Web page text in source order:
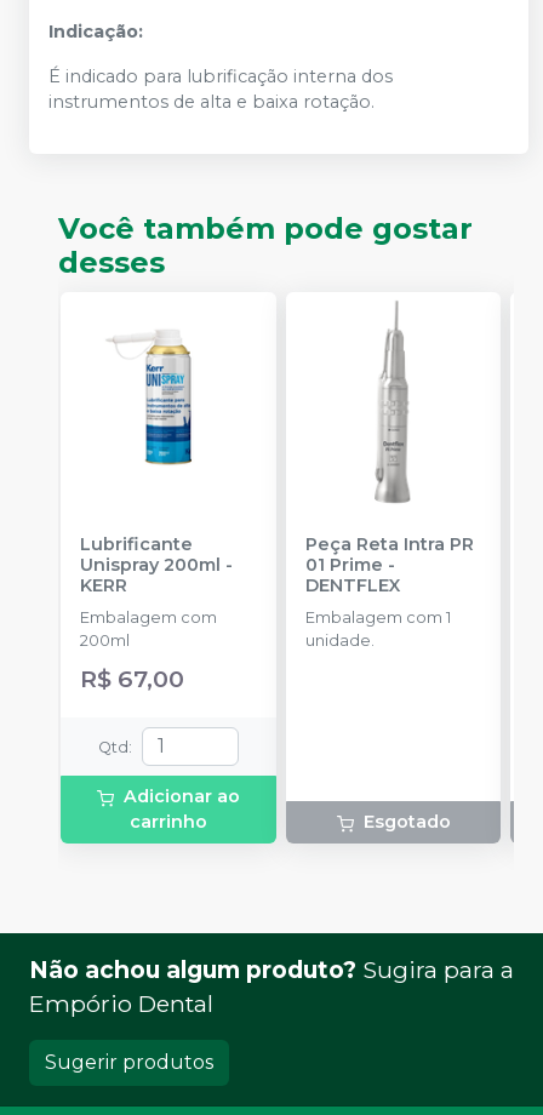
Indicação:
É indicado para lubrificação interna dos
instrumentos de alta e baixa rotação.
Você também pode gostar
desses
Lubrificante
Unispray 200ml -
KERR
Embalagem com
200ml
R$ 67,00
Qtd :
Adicionar ao
carrinho
Peça Reta Intra PR
01 Prime -
DENTFLEX
Embalagem com 1
unidade.
Esgotado
Não achou algum produto? Sugira para a
Empório Dental
Sugerir produtos